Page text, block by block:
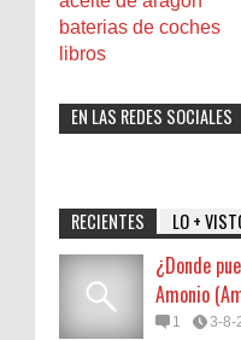
baterias de coches
libros
EN LAS REDES SOCIALES
RECIENTES LO +
¿Donde
Amonio
1 3-8-